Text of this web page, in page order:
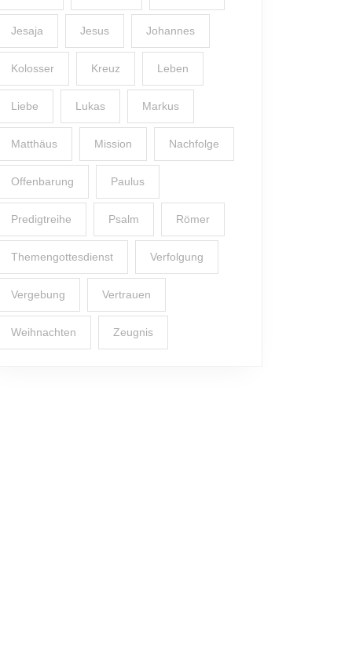
Jesaja Jesus Johannes
Kolosser Kreuz Leben
Liebe Lukas Markus
Matthäus Mission Nachfolge
Offenbarung Paulus
Predigtreihe Psalm Römer
Themengottesdienst Verfolgung
Vergebung Vertrauen
Weihnachten Zeugnis